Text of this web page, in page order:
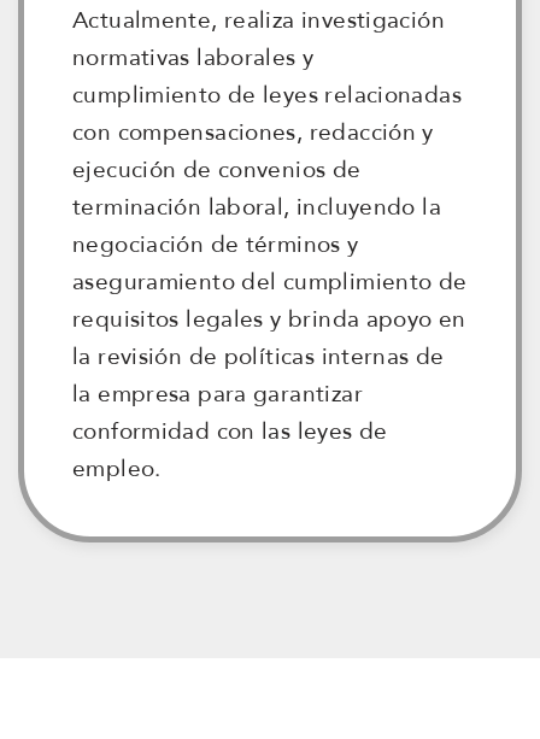
Actualmente, realiza investigación
normativas laborales y
cumplimiento de leyes relacionadas
con compensaciones, redacción y
ejecución de convenios de
terminación laboral, incluyendo la
negociación de términos y
aseguramiento del cumplimiento de
requisitos legales y brinda apoyo en
la revisión de políticas internas de
la empresa para garantizar
conformidad con las leyes de
empleo.